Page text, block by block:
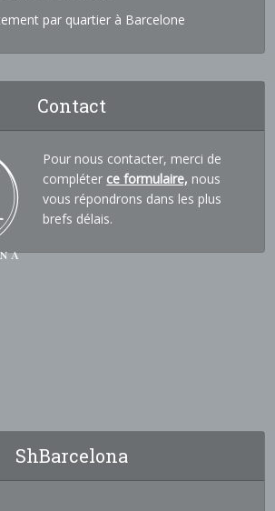
par quartier à Barcelone
Contact
Pour nous contacter, merci de
compléter ce formulaire, nous
vous répondrons dans les plus
brefs délais.
ShBarcelona